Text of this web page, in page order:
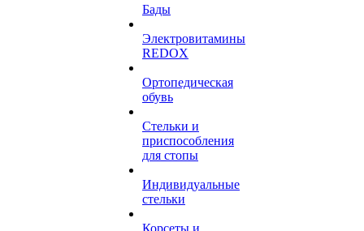
Бады
Электровитамины
REDOX
Ортопедическая
обувь
Стельки и
приспособления
для стопы
Индивидуальные
стельки
Корсеты и